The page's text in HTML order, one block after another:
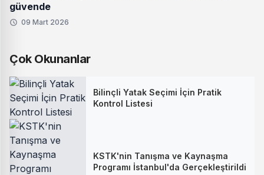
güvende
09 Mart 2026
Çok Okunanlar
Bilinçli Yatak Seçimi İçin Pratik
Kontrol Listesi
KSTK'nin Tanışma ve Kaynaşma
Programı İstanbul'da Gerçekleştirildi